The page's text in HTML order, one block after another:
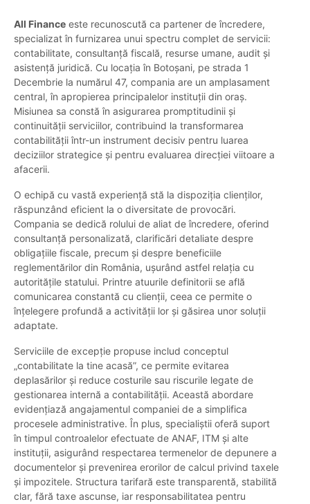
All Finance este recunoscută ca partener de încredere,
specializat în furnizarea unui spectru complet de servicii:
contabilitate, consultanță fiscală, resurse umane, audit și
asistență juridică. Cu locația în Botoșani, pe strada 1
Decembrie la numărul 47, compania are un amplasament
central, în apropierea principalelor instituții din oraș.
Misiunea sa constă în asigurarea promptitudinii și
continuității serviciilor, contribuind la transformarea
contabilității într-un instrument decisiv pentru luarea
deciziilor strategice și pentru evaluarea direcției viitoare a
afacerii.
O echipă cu vastă experiență stă la dispoziția clienților,
răspunzând eficient la o diversitate de provocări.
Compania se dedică rolului de aliat de încredere, oferind
consultanță personalizată, clarificări detaliate despre
obligațiile fiscale, precum și despre beneficiile
reglementărilor din România, ușurând astfel relația cu
autoritățile statului. Printre atuurile definitorii se află
comunicarea constantă cu clienții, ceea ce permite o
înțelegere profundă a activității lor și găsirea unor soluții
adaptate.
Serviciile de excepție propuse includ conceptul
„contabilitate la tine acasă”, ce permite evitarea
deplasărilor și reduce costurile sau riscurile legate de
gestionarea internă a contabilității. Această abordare
evidențiază angajamentul companiei de a simplifica
procesele administrative. În plus, specialiștii oferă suport
în timpul controalelor efectuate de ANAF, ITM și alte
instituții, asigurând respectarea termenelor de depunere a
documentelor și prevenirea erorilor de calcul privind taxele
și impozitele. Structura tarifară este transparentă, stabilită
clar, fără taxe ascunse, iar responsabilitatea pentru